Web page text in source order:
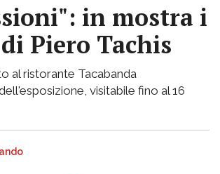
in mostra i
Piero Tachis
al ristorante Tacabanda
visitabile fino al 16